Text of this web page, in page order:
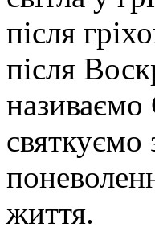
після
після
називаємо
святкуємо
життя.